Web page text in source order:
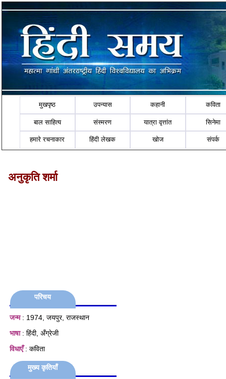
मुखपृष्ठ उपन्यास कहानी कविता
बाल साहित्य संस्मरण यात्रा वृत्तांत सिनेमा
हमारे रचनाकार हिंदी लेखक खोज संपर्क
अनुकृति शर्मा
परिचय
जन्म: 1974, जयपुर, राजस्थान
भाषा: हिंदी, अँग्रेजी
विधाएँ: कविता
मुख्य कृतियाँ